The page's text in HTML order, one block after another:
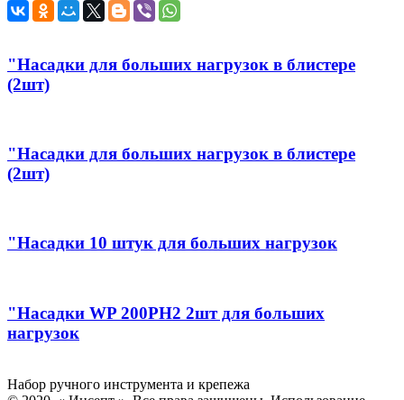
"Насадки для больших нагрузок в блистере
(2шт)
"Насадки для больших нагрузок в блистере
(2шт)
"Насадки 10 штук для больших нагрузок
"Насадки WP 200PH2 2шт для больших
нагрузок
Набор ручного инструмента и крепежа